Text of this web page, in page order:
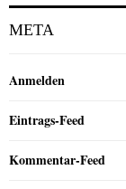
META
Anmelden
Eintrags-Feed
Kommentar-Feed